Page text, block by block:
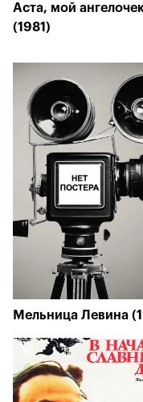
Аста, мой
(1981)
Мельница Левина